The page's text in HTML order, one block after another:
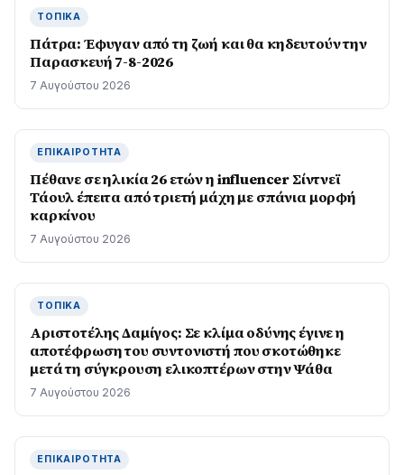
ΤΟΠΙΚΆ
Πάτρα: Έφυγαν από τη ζωή και θα κηδευτούν την
Παρασκευή 7-8-2026
7 Αυγούστου 2026
ΕΠΙΚΑΙΡΌΤΗΤΑ
Πέθανε σε ηλικία 26 ετών η influencer Σίντνεϊ
Τάουλ έπειτα από τριετή μάχη με σπάνια μορφή
καρκίνου
7 Αυγούστου 2026
ΤΟΠΙΚΆ
Αριστοτέλης Δαμίγος: Σε κλίμα οδύνης έγινε η
αποτέφρωση του συντονιστή που σκοτώθηκε
μετά τη σύγκρουση ελικοπτέρων στην Ψάθα
7 Αυγούστου 2026
ΕΠΙΚΑΙΡΌΤΗΤΑ